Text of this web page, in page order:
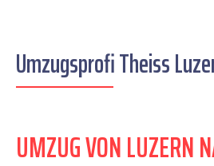
Umzugsprofi Theiss
UMZUG VON LUZERN